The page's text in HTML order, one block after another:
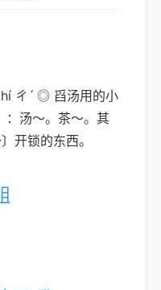
ㄔˊ ◎ 舀汤用的小
：汤～。茶～。其
开锁的东西。